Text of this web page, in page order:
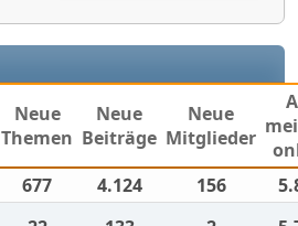
Neue
Themen
Neue
Beiträge
Neue
Mitglieder
677 4.124 156